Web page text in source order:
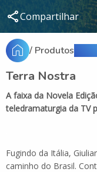
Compartilhar
/ Produtos
Terra Nostra
A faixa da Novela
teledramaturgia da TV
Fugindo da Itália,
caminho do Brasil.